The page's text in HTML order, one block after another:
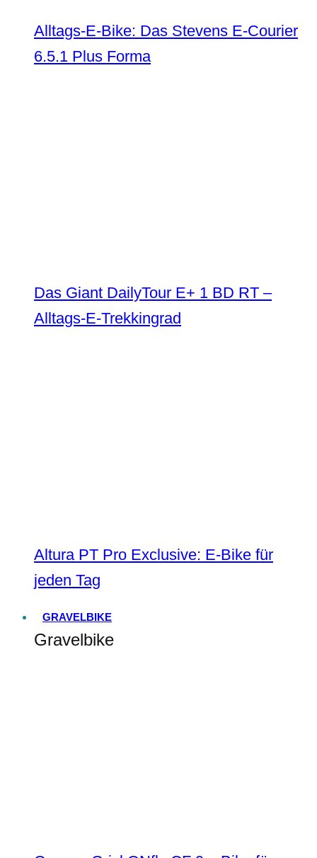
Alltags-E-Bike: Das Stevens E-Courier
6.5.1 Plus Forma
Das Giant DailyTour E+ 1 BD RT –
Alltags-E-Trekkingrad
Altura PT Pro Exclusive: E-Bike für
jeden Tag
GRAVELBIKE
Gravelbike